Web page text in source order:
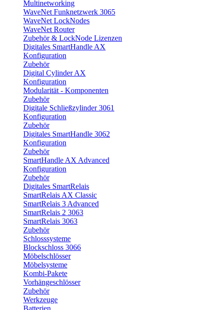
Multinetworking
WaveNet Funknetzwerk 3065
WaveNet LockNodes
WaveNet Router
Zubehör & LockNode Lizenzen
Digitales SmartHandle AX
Konfiguration
Zubehör
Digital Cylinder AX
Konfiguration
Modularität - Komponenten
Zubehör
Digitale Schließzylinder 3061
Konfiguration
Zubehör
Digitales SmartHandle 3062
Konfiguration
Zubehör
SmartHandle AX Advanced
Konfiguration
Zubehör
Digitales SmartRelais
SmartRelais AX Classic
SmartRelais 3 Advanced
SmartRelais 2 3063
SmartRelais 3063
Zubehör
Schlosssysteme
Blockschloss 3066
Möbelschlösser
Möbelsysteme
Kombi-Pakete
Vorhängeschlösser
Zubehör
Werkzeuge
Batterien